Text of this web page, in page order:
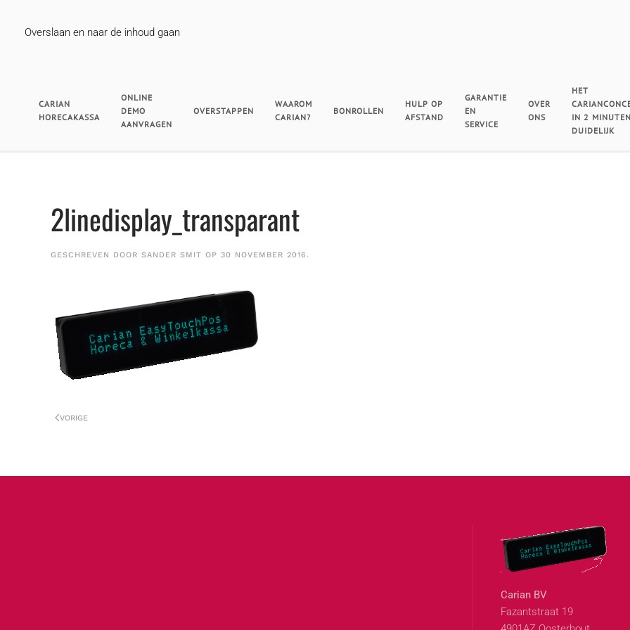
Overslaan en naar de inhoud gaan
CARIAN
HORECAKASSA
ONLINE
DEMO
AANVRAGEN
OVERSTAPPEN
WAAROM
CARIAN?
BONROLLEN
HULP OP
AFSTAND
GARANTIE
EN
SERVICE
OVER
ONS
HET
IN 2 MINUTEN
DUIDELIJK
2linedisplay_transparant
GESCHREVEN DOOR SANDER SMIT OP 30 NOVEMBER 2016 .
VORIGE
Carian BV
Fazantstraat 19